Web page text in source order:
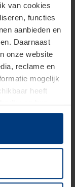
van cookies
functies
aanbieden en
Daarnaast
onze website
reclame en
mogelijk
heeft
van hun
uw computer
alle andere
Uw
uitleg van de
u stijl met
een modern